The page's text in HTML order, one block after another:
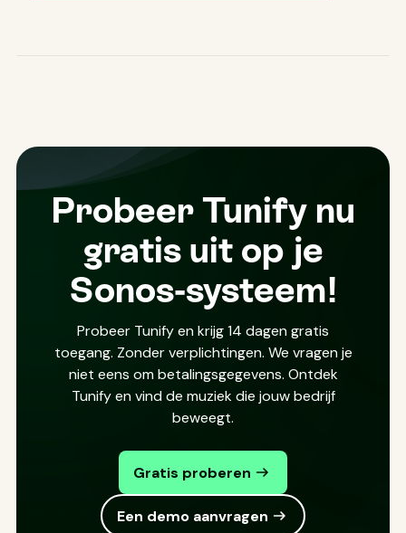
Probeer Tunify nu
gratis uit op je
Sonos-systeem!
Probeer Tunify en krijg 14 dagen gratis
toegang. Zonder verplichtingen. We vragen je
niet eens om betalingsgegevens. Ontdek
Tunify en vind de muziek die jouw bedrijf
beweegt.
Gratis proberen
Een demo aanvragen